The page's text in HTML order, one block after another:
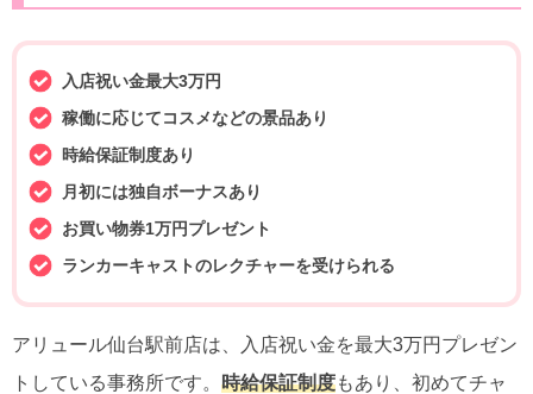
入店祝い金最大3万円
稼働に応じてコスメなどの景品あり
時給保証制度あり
月初には独自ボーナスあり
お買い物券1万円プレゼント
ランカーキャストのレクチャーを受けられる
アリュール仙台駅前店は、入店祝い金を最大3万円プレゼン
トしている事務所です。 時給保証制度もあり、初めてチャ